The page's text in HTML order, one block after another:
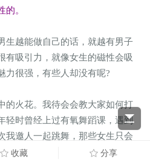
的。
生越能做自己的话，就越有男子
有吸引力，就像女生的磁性会吸
力很强，有些人却没有呢?
的火花。我待会会教大家如何打
轻时曾经上过有氧舞蹈课，遇到
我邀人一起跳舞，那些女生只会
会跳。谁没有达到标准就会被排
收藏 分享